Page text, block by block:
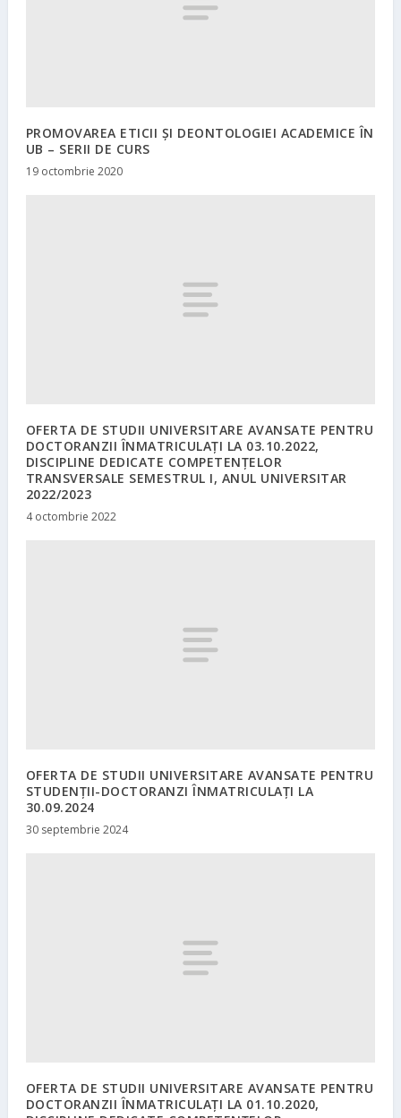
PROMOVAREA ETICII ȘI DEONTOLOGIEI ACADEMICE ÎN
UB – SERII DE CURS
19 octombrie 2020
OFERTA DE STUDII UNIVERSITARE AVANSATE PENTRU
DOCTORANZII ÎNMATRICULAŢI LA 03.10.2022,
DISCIPLINE DEDICATE COMPETENŢELOR
TRANSVERSALE SEMESTRUL I, ANUL UNIVERSITAR
2022/2023
4 octombrie 2022
OFERTA DE STUDII UNIVERSITARE AVANSATE PENTRU
STUDENȚII-DOCTORANZI ÎNMATRICULAŢI LA
30.09.2024
30 septembrie 2024
OFERTA DE STUDII UNIVERSITARE AVANSATE PENTRU
DOCTORANZII ÎNMATRICULAŢI LA 01.10.2020,